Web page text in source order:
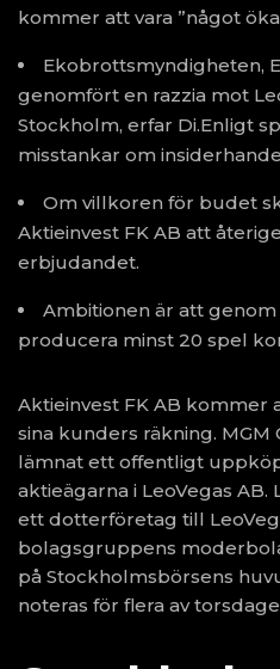
kommer att vara ”något
Ekobrottsmyndigheten,
genomfört en razzia mot
Stockholm, erfar Di.Enligt
misstankar om
Om villkoren för budet
Aktieinvest FK AB att
erbjudandet.
Ambitionen är att
producera minst 20 spel
Aktieinvest FK AB kommer
sina kunders räkning. MGM
lämnat ett offentligt
aktieägarna i LeoVegas AB.
ett dotterföretag till
bolagsgruppens
på Stockholmsbörsens
noteras för flera av